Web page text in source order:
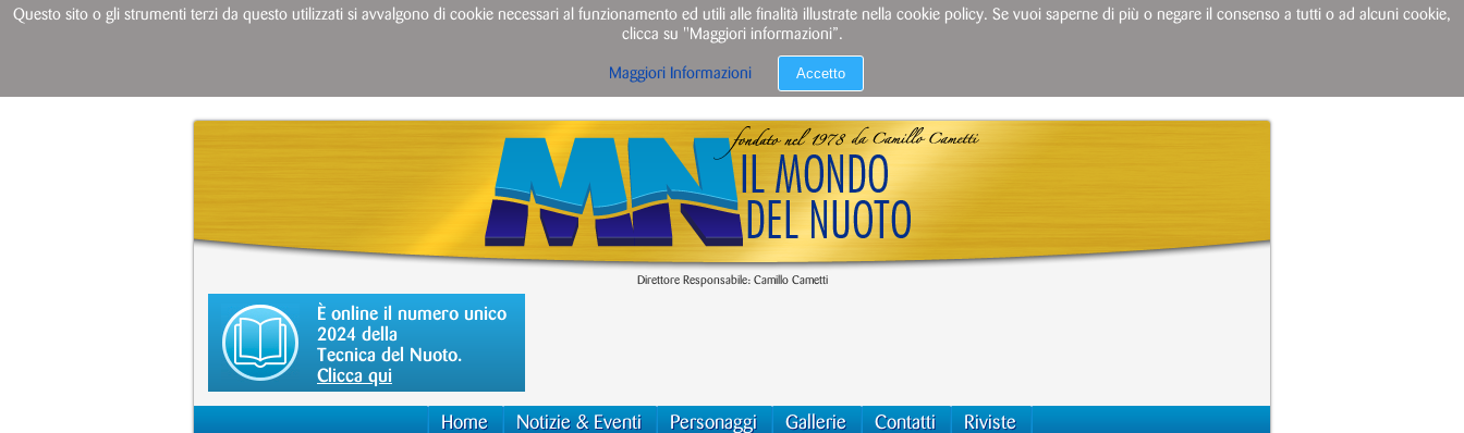
Direttore Responsabile: Camillo Cametti
È online il numero unico
2024 della
Tecnica del Nuoto.
Clicca qui
Home Notizie & Eventi Personaggi Gallerie Contatti Riviste
Questo sito o gli strumenti terzi da questo utilizzati si avvalgono di cookie necessari al funzionamento ed utili alle finalità illustrate nella cookie policy. Se vuoi saperne di più o negare il consenso a tutti o ad alcuni cookie,
clicca su "Maggiori informazioni”.
Maggiori Informazioni Accetto